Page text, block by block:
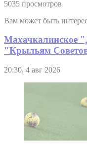
5035 просмотров
Вам может быть
Махачкалинское
"Крыльям
20:30, 4 авг 2026